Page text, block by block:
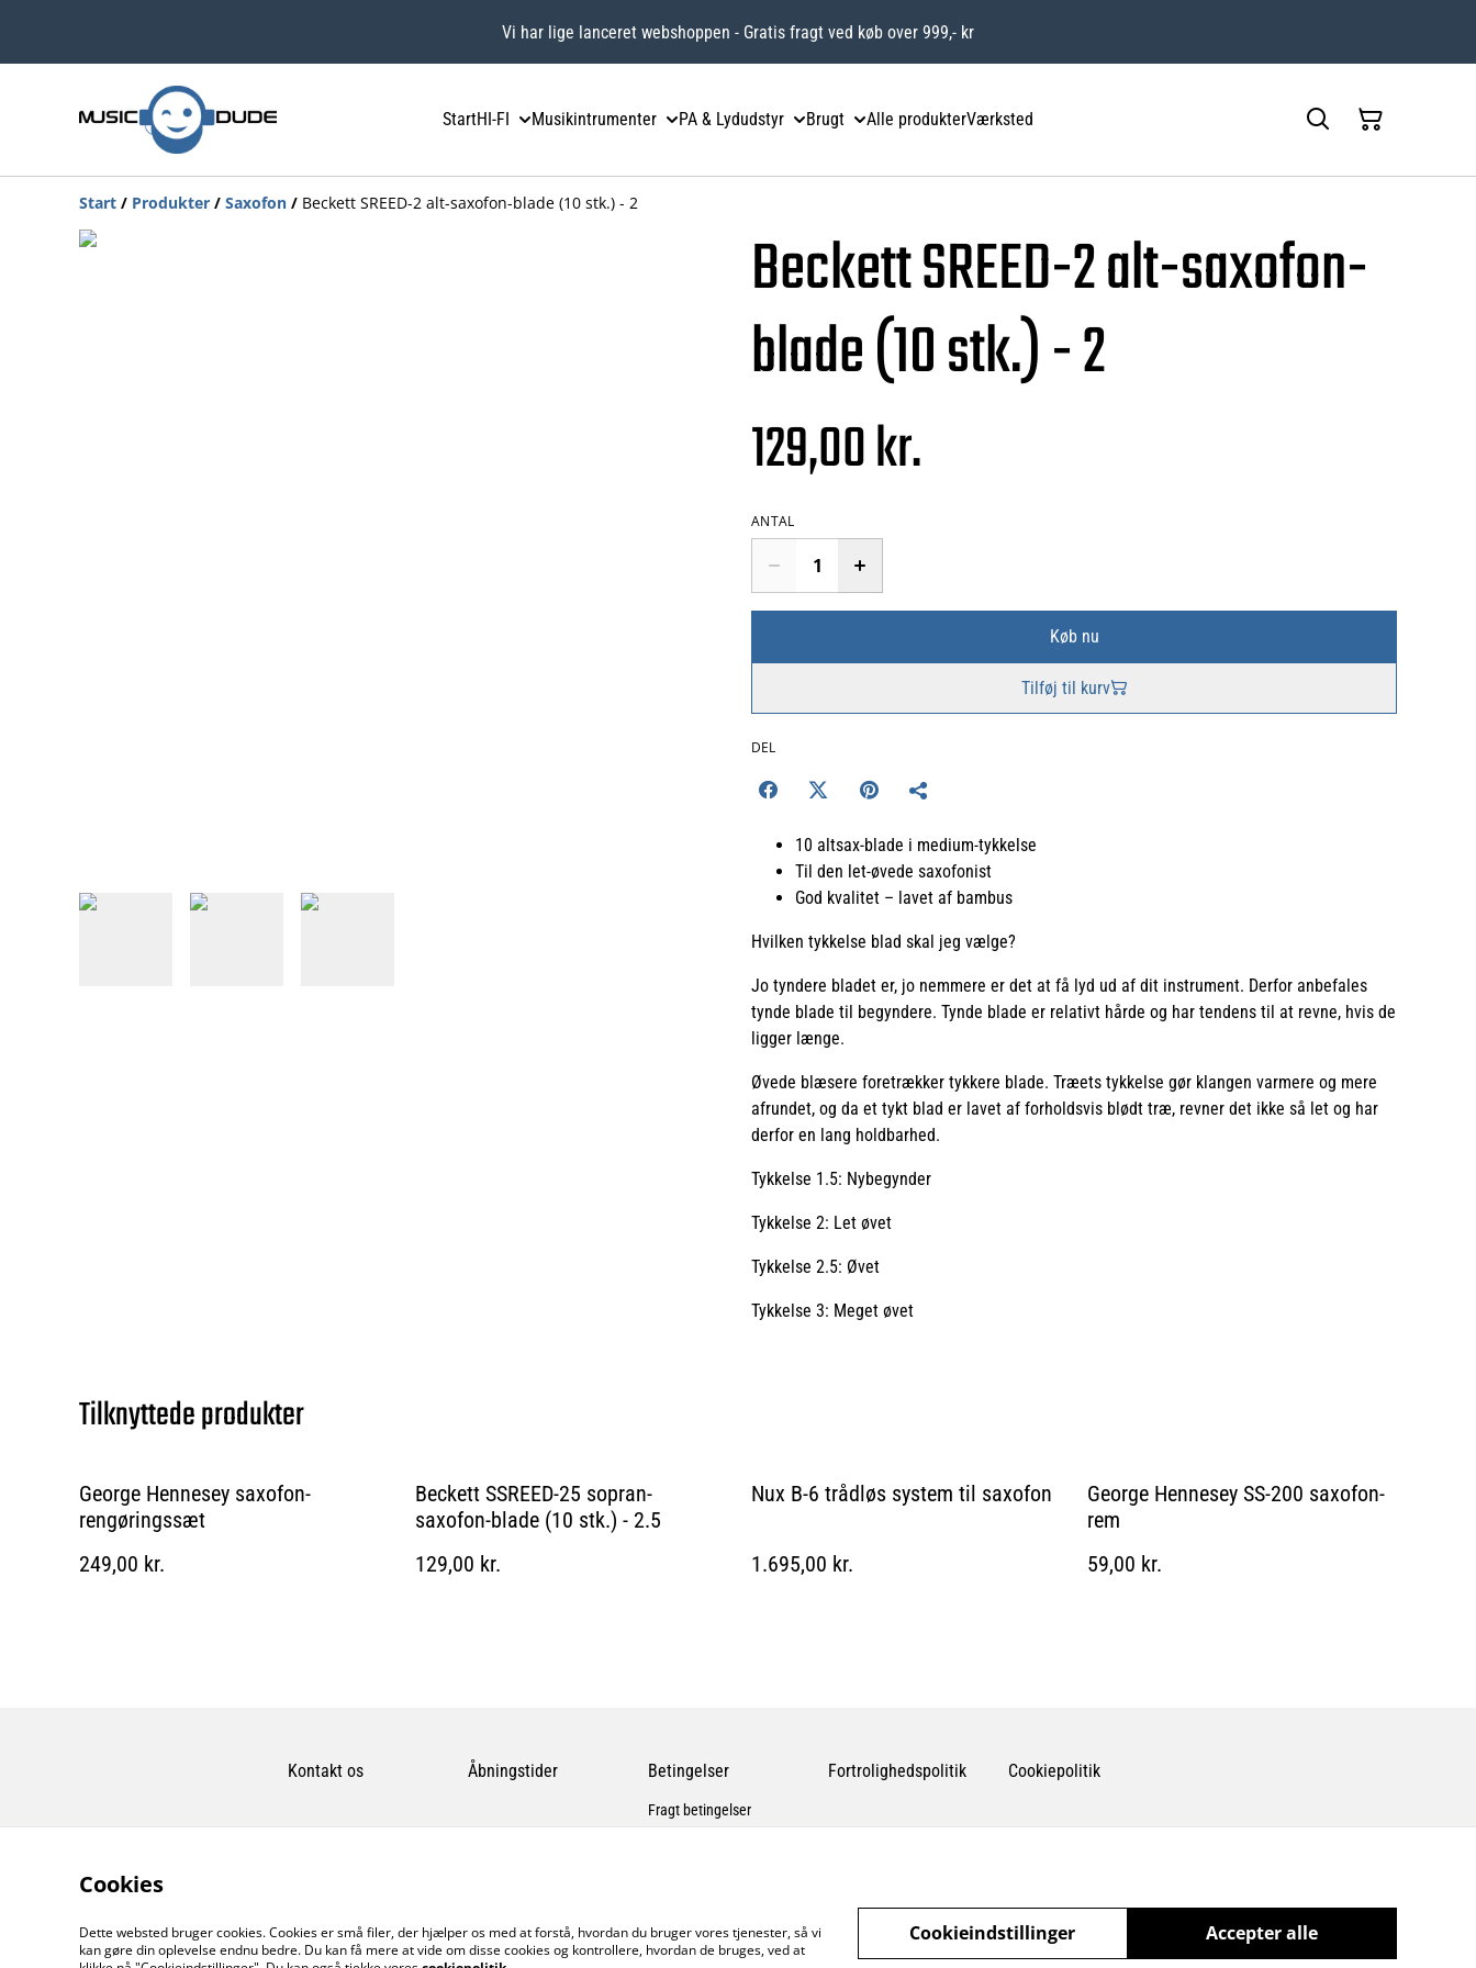
Vi har lige lanceret webshoppen - Gratis fragt ved køb over 999,- kr
StartHI-FI Musikintrumenter PA & Lydudstyr Brugt Alle produkterVærksted
Start / Produkter / Saxofon / Beckett SREED-2 alt-saxofon-blade (10 stk.) - 2
Beckett SREED-2 alt-saxofon-
blade (10 stk.) - 2
129,00 kr.
ANTAL
Køb nu
Tilføj til kurv
DEL
10 altsax-blade i medium-tykkelse
Til den let-øvede saxofonist
God kvalitet – lavet af bambus
Hvilken tykkelse blad skal jeg vælge?
Jo tyndere bladet er, jo nemmere er det at få lyd ud af dit instrument. Derfor anbefales
tynde blade til begyndere. Tynde blade er relativt hårde og har tendens til at revne, hvis de
ligger længe.
Øvede blæsere foretrækker tykkere blade. Træets tykkelse gør klangen varmere og mere
afrundet, og da et tykt blad er lavet af forholdsvis blødt træ, revner det ikke så let og har
derfor en lang holdbarhed.
Tykkelse 1.5: Nybegynder
Tykkelse 2: Let øvet
Tykkelse 2.5: Øvet
Tykkelse 3: Meget øvet
Tilknyttede produkter
George Hennesey saxofon-
rengøringssæt
249,00 kr.
Beckett SSREED-25 sopran-
saxofon-blade (10 stk.) - 2.5
129,00 kr.
Nux B-6 trådløs system til saxofon
1.695,00 kr.
George Hennesey SS-200 saxofon-
rem
59,00 kr.
Kontakt os Åbningstider Betingelser
Fragt betingelser
Fortrolighedspolitik Cookiepolitik
Cookies
Dette websted bruger cookies. Cookies er små filer, der hjælper os med at forstå, hvordan du bruger vores tjenester, så vi
kan gøre din oplevelse endnu bedre. Du kan få mere at vide om disse cookies og kontrollere, hvordan de bruges, ved at
Accepter alle
Cookieindstillinger